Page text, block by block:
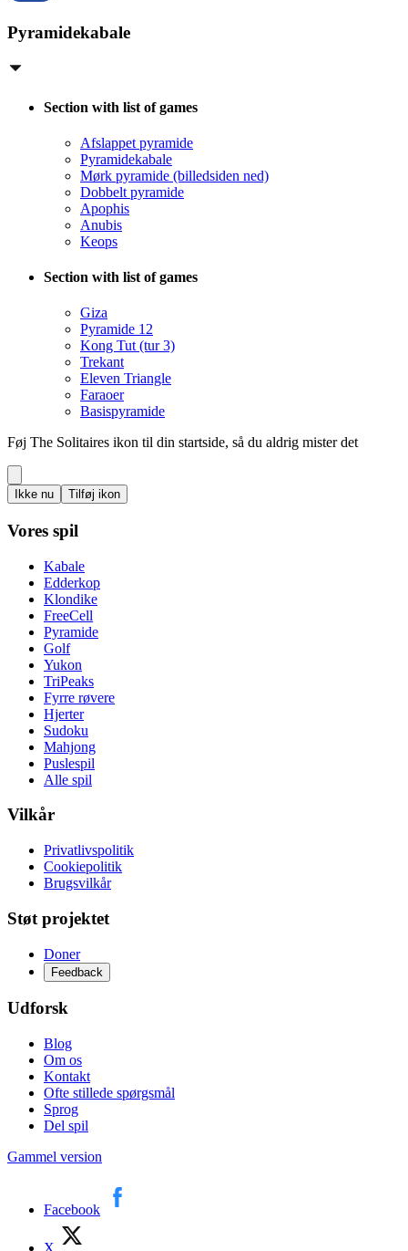
Pyramidekabale
Section with list of games
Afslappet pyramide
Pyramidekabale
Mørk pyramide (billedsiden ned)
Dobbelt pyramide
Apophis
Anubis
Keops
Section with list of games
Giza
Pyramide 12
Kong Tut (tur 3)
Trekant
Eleven Triangle
Faraoer
Basispyramide
Føj The Solitaires ikon til din startside, så du aldrig mister det
Ikke nu Tilføj ikon
Vores spil
Kabale
Edderkop
Klondike
FreeCell
Pyramide
Golf
Yukon
TriPeaks
Fyrre røvere
Hjerter
Sudoku
Mahjong
Puslespil
Alle spil
Vilkår
Privatlivspolitik
Cookiepolitik
Brugsvilkår
Støt projektet
Doner
Feedback
Udforsk
Blog
Om os
Kontakt
Ofte stillede spørgsmål
Sprog
Del spil
Gammel version
Facebook
X